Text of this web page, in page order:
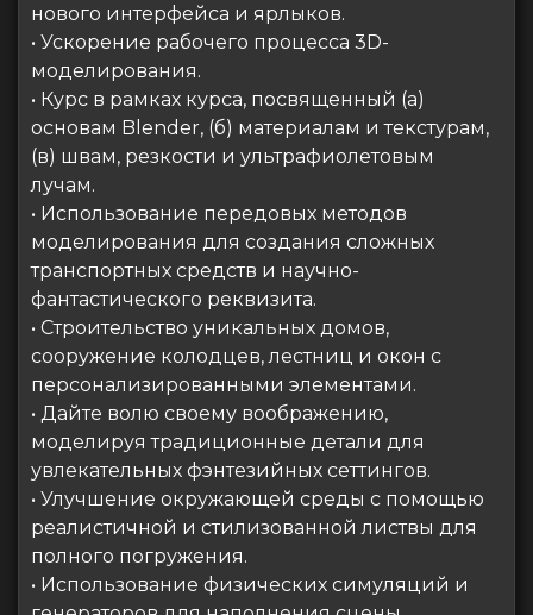
нового интерфейса и ярлыков.
• Ускорение рабочего процесса 3D-
моделирования.
• Курс в рамках курса, посвященный (а)
основам Blender, (б) материалам и текстурам,
(в) швам, резкости и ультрафиолетовым
лучам.
• Использование передовых методов
моделирования для создания сложных
транспортных средств и научно-
фантастического реквизита.
• Строительство уникальных домов,
сооружение колодцев, лестниц и окон с
персонализированными элементами.
• Дайте волю своему воображению,
моделируя традиционные детали для
увлекательных фэнтезийных сеттингов.
• Улучшение окружающей среды с помощью
реалистичной и стилизованной листвы для
полного погружения.
• Использование физических симуляций и